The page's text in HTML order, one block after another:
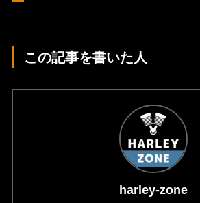
この記事を書いた人
harley-zone